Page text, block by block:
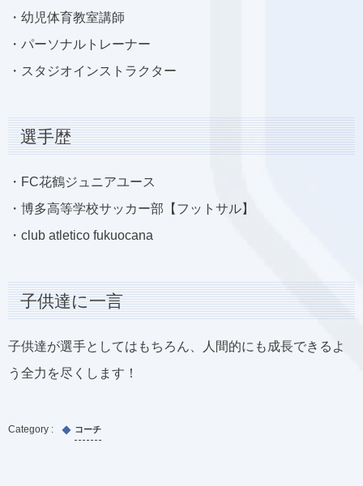
・幼児体育教室講師
・パーソナルトレーナー
・スタジオインストラクター
選手歴
・FC花鶴ジュニアユース
・博多高等学校サッカー部【フットサル】
・club atletico fukuocana
子供達に一言
子供達が選手としてはもちろん、人間的にも成長できるよ
う全力を尽くします！
コーチ